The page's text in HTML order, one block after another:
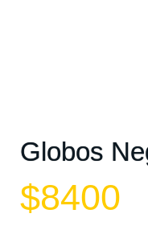
Globos
$8400